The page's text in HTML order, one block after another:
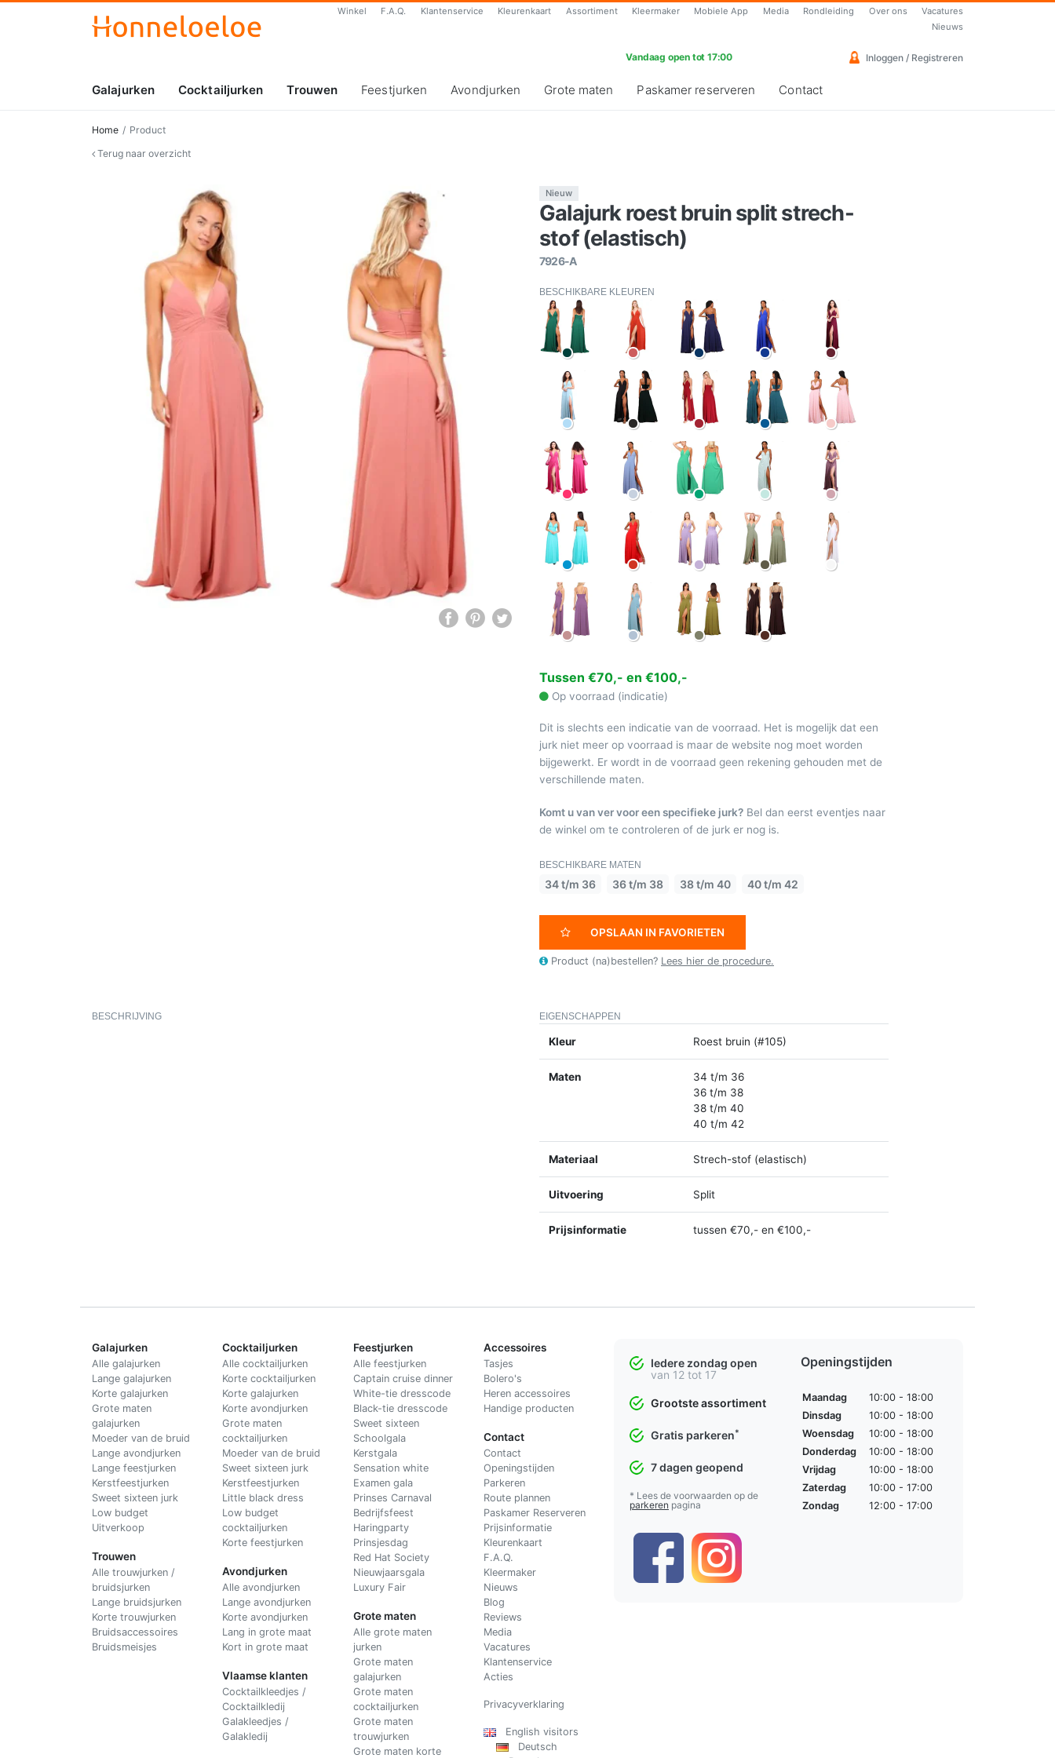
Winkel F.A.Q. Klantenservice Kleurenkaart Assortiment Kleermaker Mobiele App Media Rondleiding Over ons
Vacatures
Nieuws
Vandaag open tot 17:00 Inloggen / Registreren
Galajurken Cocktailjurken Trouwen Feestjurken Avondjurken Grote maten Paskamer reserveren Contact
Home
Product
Terug naar overzicht
Nieuw
Galajurk roest bruin split strech-
stof (elastisch)
7926-A
BESCHIKBARE KLEUREN
Tussen €70,- en €100,-
Op voorraad (indicatie)
Dit is slechts een indicatie van de voorraad. Het is mogelijk dat een
jurk niet meer op voorraad is maar de website nog moet worden
bijgewerkt. Er wordt in de voorraad geen rekening gehouden met de
verschillende maten.
Komt u van ver voor een specifieke jurk? Bel dan eerst eventjes naar
de winkel om te controleren of de jurk er nog is.
BESCHIKBARE MATEN
34 t/m 36 36 t/m 38 38 t/m 40 40 t/m 42
OPSLAAN IN FAVORIETEN
Product (na)bestellen? Lees hier de procedure.
BESCHRIJVING EIGENSCHAPPEN
Kleur Roest bruin (#105)
Maten
34 t/m 36
36 t/m 38
38 t/m 40
40 t/m 42
Materiaal Strech-stof (elastisch)
Uitvoering Split
Prijsinformatie tussen €70,- en €100,-
Galajurken
Alle galajurken
Lange galajurken
Korte galajurken
Grote maten
galajurken
Moeder van de bruid
Lange avondjurken
Lange feestjurken
Kerstfeestjurken
Sweet sixteen jurk
Low budget
Uitverkoop
Trouwen
Alle trouwjurken /
bruidsjurken
Lange bruidsjurken
Korte trouwjurken
Bruidsaccessoires
Bruidsmeisjes
Cocktailjurken
Alle cocktailjurken
Korte cocktailjurken
Korte galajurken
Korte avondjurken
Grote maten
cocktailjurken
Moeder van de bruid
Sweet sixteen jurk
Kerstfeestjurken
Little black dress
Low budget
cocktailjurken
Korte feestjurken
Avondjurken
Alle avondjurken
Lange avondjurken
Korte avondjurken
Lang in grote maat
Kort in grote maat
Vlaamse klanten
Cocktailkleedjes /
Cocktailkledij
Galakleedjes /
Galakledij
Feestjurken
Alle feestjurken
Captain cruise dinner
White-tie dresscode
Black-tie dresscode
Sweet sixteen
Schoolgala
Kerstgala
Sensation white
Examen gala
Prinses Carnaval
Bedrijfsfeest
Haringparty
Prinsjesdag
Red Hat Society
Nieuwjaarsgala
Luxury Fair
Grote maten
Alle grote maten
jurken
Grote maten
galajurken
Grote maten
cocktailjurken
Grote maten
trouwjurken
Grote maten korte
Accessoires
Tasjes
Bolero's
Heren accessoires
Handige producten
Contact
Contact
Openingstijden
Parkeren
Route plannen
Paskamer Reserveren
Prijsinformatie
Kleurenkaart
F.A.Q.
Kleermaker
Nieuws
Blog
Reviews
Media
Vacatures
Klantenservice
Acties
Privacyverklaring
English visitors
Deutsch
Iedere zondag open
van 12 tot 17
Grootste assortiment
Gratis parkeren*
7 dagen geopend
* Lees de voorwaarden op de
parkeren pagina
Openingstijden
Maandag
10:00 - 18:00
Dinsdag
10:00 - 18:00
Woensdag
10:00 - 18:00
Donderdag
10:00 - 18:00
Vrijdag
10:00 - 18:00
Zaterdag
10:00 - 17:00
Zondag
12:00 - 17:00